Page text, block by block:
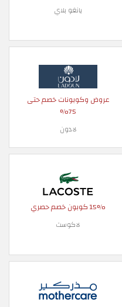
يانغو بلاي
عروض وكوبونات خصم حتى
75%
لادون
15% كوبون خصم حصري
لاكوست